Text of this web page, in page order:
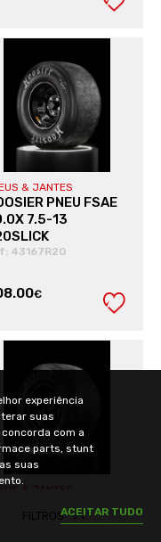
& JANTES
PNEU FSAE
7.5-13
43167R20
€
& JANTES
PNEU FSAE
7.5-13
FILTROS
experiência
suas
com a
parts, stunt
suas
ACEITAR TUDO